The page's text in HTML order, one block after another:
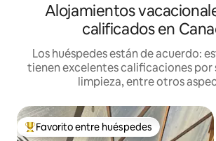
Alojamientos
calificados en
Los huéspedes están de acuerdo:
tienen excelentes calificaciones por
limpieza, entre otros
De los mejores en Favorito entre huéspedes
Favorito entre huéspedes